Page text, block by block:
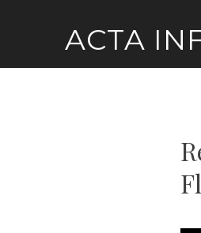
ACTA